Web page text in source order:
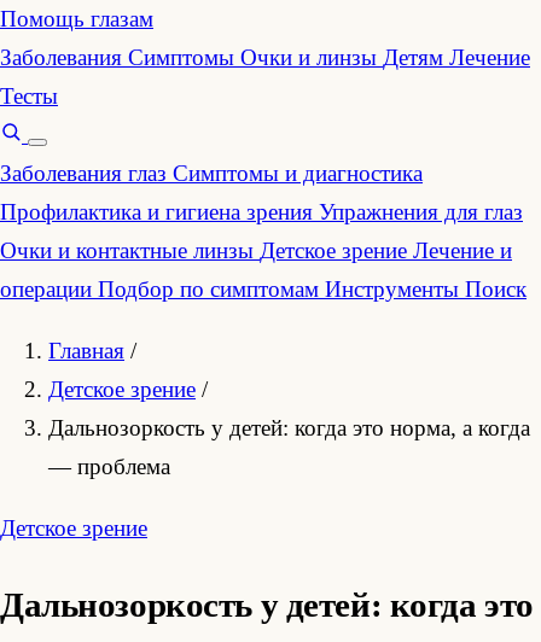
Помощь глазам
Заболевания Симптомы Очки и линзы Детям Лечение
Тесты
Заболевания глаз Симптомы и диагностика
Профилактика и гигиена зрения Упражнения для глаз
Очки и контактные линзы Детское зрение Лечение и
операции Подбор по симптомам Инструменты Поиск
Главная /
Детское зрение /
Дальнозоркость у детей: когда это норма, а когда
— проблема
Детское зрение
Дальнозоркость у детей: когда это